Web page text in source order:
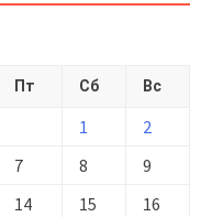
Пт Сб Вс
1
2
7 8
9
14 15
16